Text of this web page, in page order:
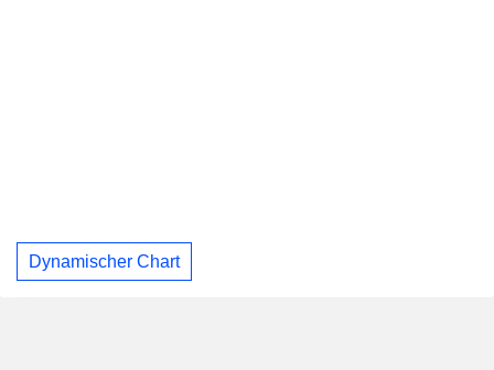
Dynamischer Chart